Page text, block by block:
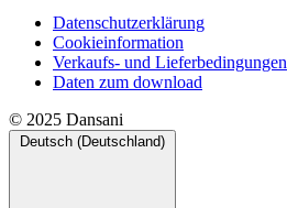
Datenschutzerklärung
Cookieinformation
Verkaufs- und Lieferbedingungen
Daten zum download
© 2025 Dansani
Deutsch (Deutschland)